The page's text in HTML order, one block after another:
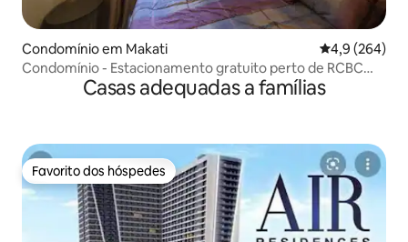
Condomínio em Makati Classificação
4,9 (264)
Condomínio - Estacionamento gratuito perto de RCBC
Plza & Trident Twer
Casas adequadas a famílias
Favorito dos hóspedes
Favorito dos hóspedes